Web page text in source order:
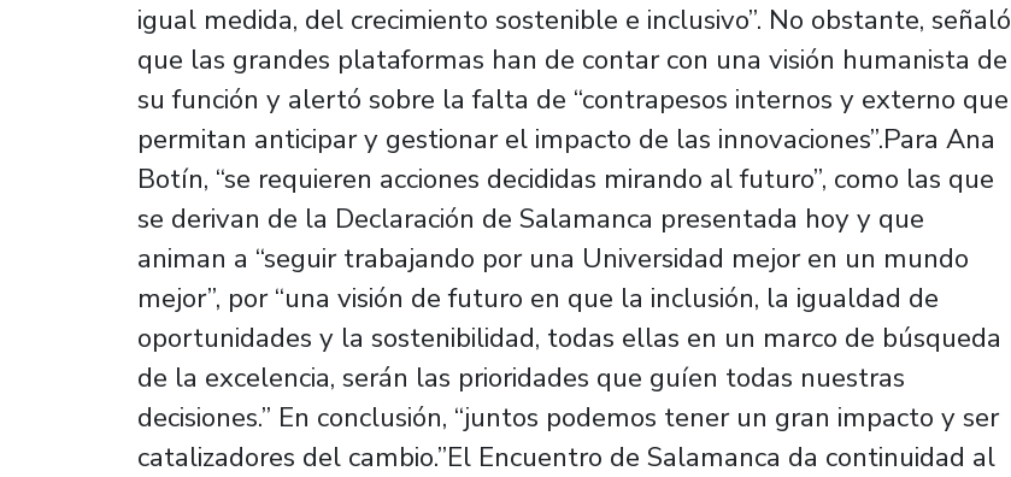
igual medida, del crecimiento sostenible e inclusivo”. No obstante, señaló
que las grandes plataformas han de contar con una visión humanista de
su función y alertó sobre la falta de “contrapesos internos y externo que
permitan anticipar y gestionar el impacto de las innovaciones”.Para Ana
Botín, “se requieren acciones decididas mirando al futuro”, como las que
se derivan de la Declaración de Salamanca presentada hoy y que
animan a “seguir trabajando por una Universidad mejor en un mundo
mejor”, por “una visión de futuro en que la inclusión, la igualdad de
oportunidades y la sostenibilidad, todas ellas en un marco de búsqueda
de la excelencia, serán las prioridades que guíen todas nuestras
decisiones.” En conclusión, “juntos podemos tener un gran impacto y ser
catalizadores del cambio.”El Encuentro de Salamanca da continuidad al